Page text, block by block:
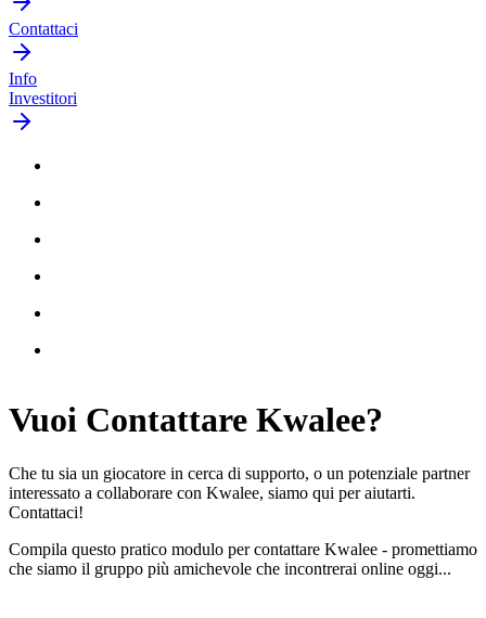
Contattaci
Info
Investitori
Vuoi Contattare Kwalee?
Che tu sia un giocatore in cerca di supporto, o un potenziale partner
interessato a collaborare con Kwalee, siamo qui per aiutarti.
Contattaci!
Compila questo pratico modulo per contattare Kwalee - promettiamo
che siamo il gruppo più amichevole che incontrerai online oggi...